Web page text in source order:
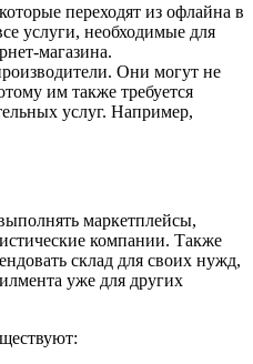
переходят из офлайна в
услуги, необходимые для
магазина.
Они могут не
им также требуется
услуг. Например,
маркетплейсы,
компании. Также
склад для своих нужд,
уже для других